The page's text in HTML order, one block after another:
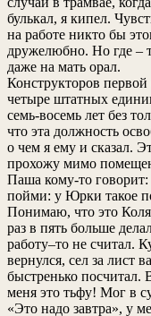
булькал, я кипел.
на работе никто бы
дружелюбно. Но где –
даже на мать орал.
Конструкторов
четыре штатных
семь-восемь лет без
что эта должность
о чем я ему и сказал.
прохожу мимо
Паша кому-то
пойми: у Юрки такое
Понимаю, что это
раз в пять больше
работу–то не считал.
вернулся, сел за лист
быстренько посчитал.
меня это тьфу! Мог в
«Это надо завтра», у